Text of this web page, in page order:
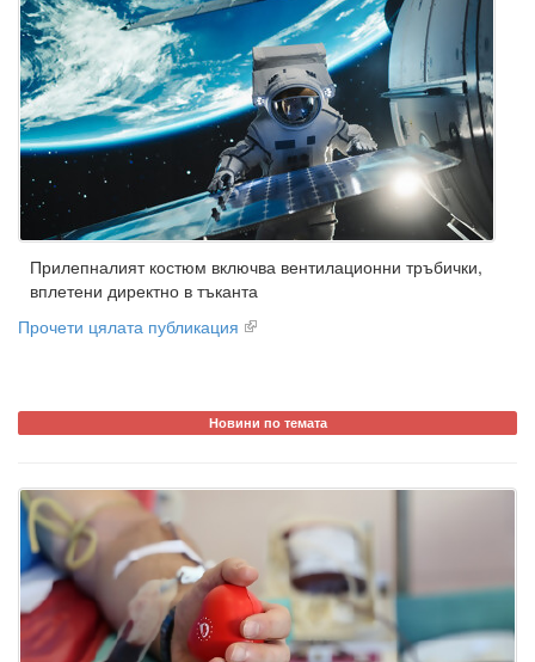
Прилепналият костюм включва вентилационни тръбички,
вплетени директно в тъканта
Прочети цялата публикация
Новини по темата